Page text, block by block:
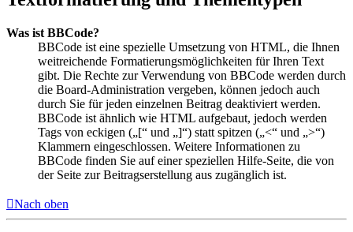
Was ist BBCode?
BBCode ist eine spezielle Umsetzung von HTML, die Ihnen
weitreichende Formatierungsmöglichkeiten für Ihren Text
gibt. Die Rechte zur Verwendung von BBCode werden durch
die Board-Administration vergeben, können jedoch auch
durch Sie für jeden einzelnen Beitrag deaktiviert werden.
BBCode ist ähnlich wie HTML aufgebaut, jedoch werden
Tags von eckigen („[“ und „]“) statt spitzen („<“ und „>“)
Klammern eingeschlossen. Weitere Informationen zu
BBCode finden Sie auf einer speziellen Hilfe-Seite, die von
der Seite zur Beitragserstellung aus zugänglich ist.
Nach oben